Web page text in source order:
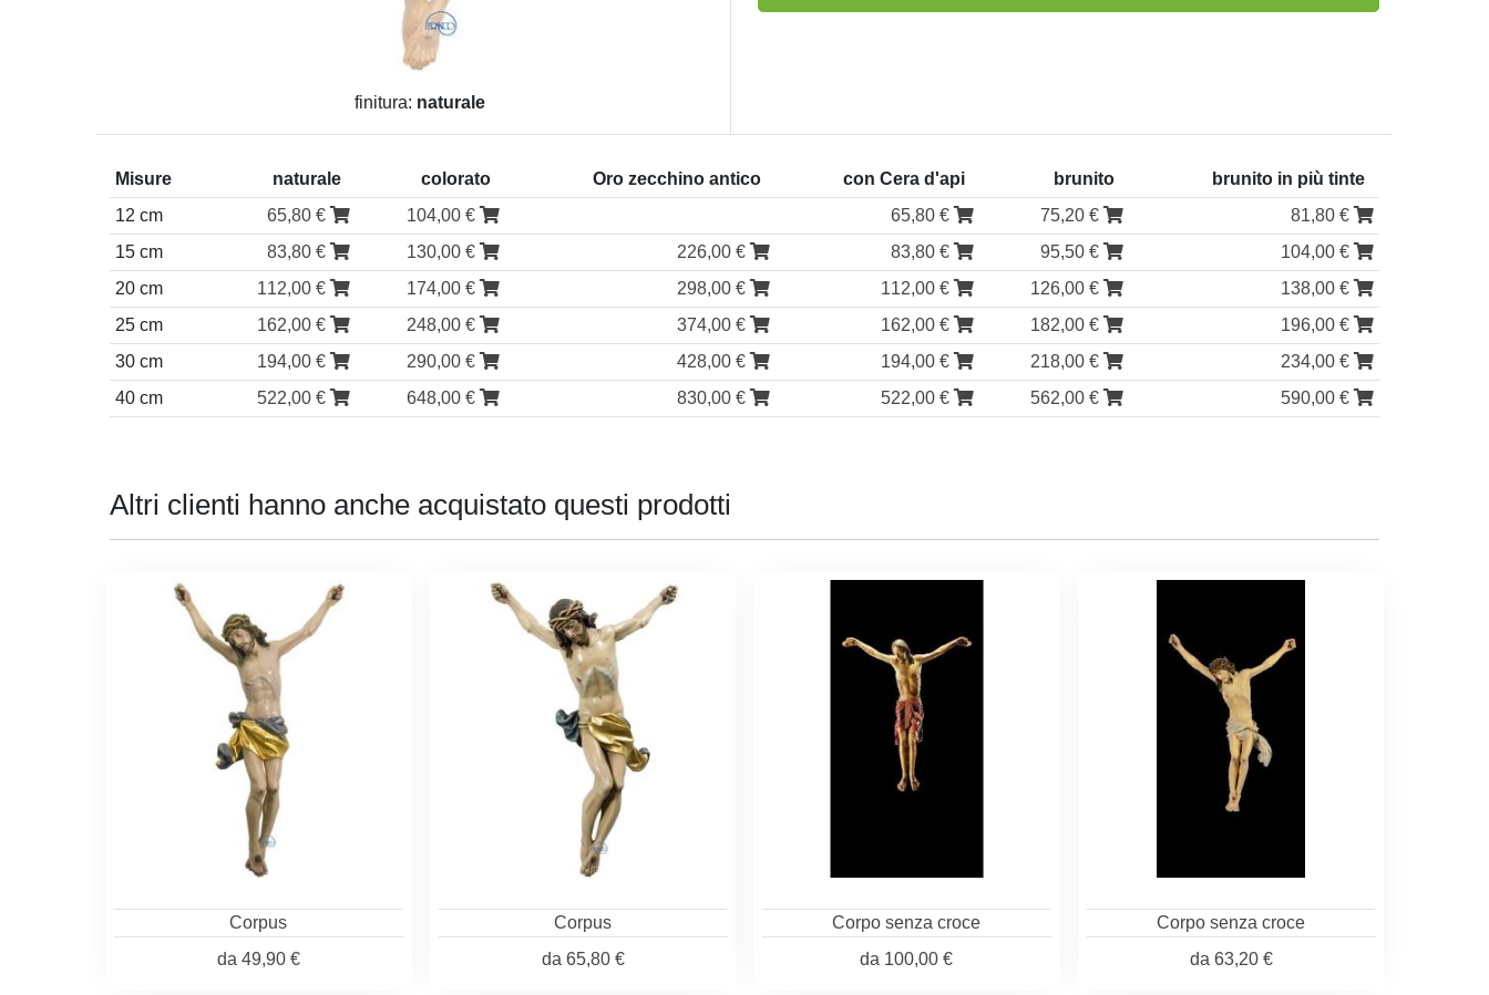
finitura: naturale
Misure naturale colorato Oro zecchino antico con Cera d'api brunito
brunito in più tinte
12 cm
65,80 € 104,00 € 65,80 € 75,20 €
81,80 €
15 cm
83,80 € 130,00 € 226,00 € 83,80 € 95,50 €
104,00 €
20 cm
112,00 € 174,00 € 298,00 € 112,00 € 126,00 €
138,00 €
25 cm
162,00 € 248,00 € 374,00 € 162,00 € 182,00 €
196,00 €
30 cm
194,00 € 290,00 € 428,00 € 194,00 € 218,00 €
234,00 €
40 cm
522,00 € 648,00 € 830,00 € 522,00 € 562,00 € 590,00 €
Altri clienti hanno anche acquistato questi prodotti
Corpus
da 49,90 €
Corpus
da 65,80 €
Corpo senza croce
da 100,00 €
Corpo senza croce
da 63,20 €